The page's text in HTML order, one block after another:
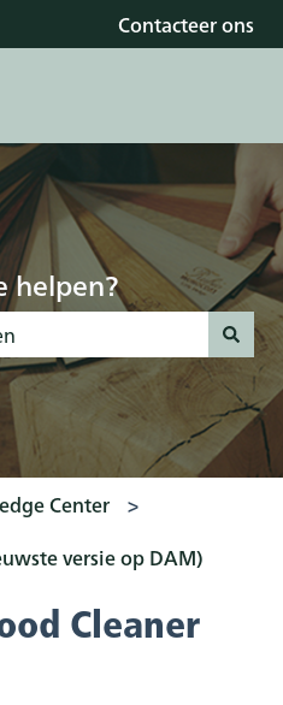
voor vertalingen
Contacteer ons
helpen?
het zoekveld is leeg.
Center
versie op DAM)
Cleaner